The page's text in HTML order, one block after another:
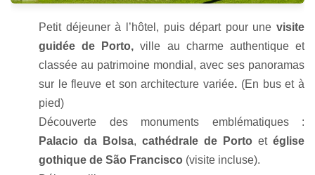
Petit déjeuner à l’hôtel, puis départ pour une visite
guidée de Porto,ville au charme authentique et
classée au patrimoine mondial, avec ses panoramas
sur le fleuve et son architecture variée. (En bus et à
pied)
Découverte des monuments emblématiques :
Palacio da Bolsa, cathédrale de Porto et église
gothique de São Francisco (visite incluse).